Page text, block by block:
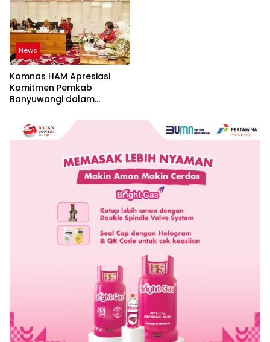
News
Komnas HAM Apresiasi
Komitmen Pemkab
Banyuwangi dalam
Hak Asasi Manusia